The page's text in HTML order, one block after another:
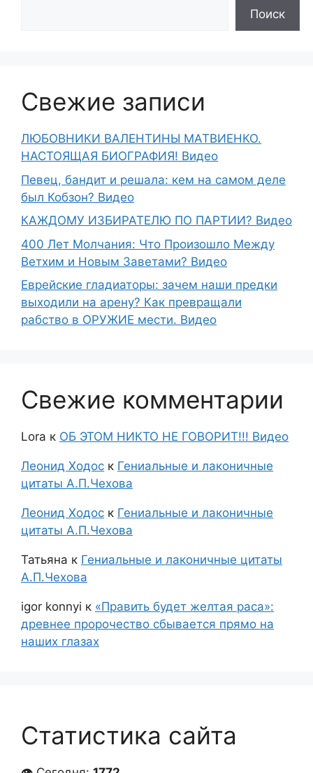
Поиск
Свежие записи
ЛЮБОВНИКИ ВАЛЕНТИНЫ МАТВИЕНКО.
НАСТОЯЩАЯ БИОГРАФИЯ! Видео
Певец, бандит и решала: кем на самом деле
был Кобзон? Видео
КАЖДОМУ ИЗБИРАТЕЛЮ ПО ПАРТИИ? Видео
400 Лет Молчания: Что Произошло Между
Ветхим и Новым Заветами? Видео
Еврейские гладиаторы: зачем наши предки
выходили на арену? Как превращали
рабство в ОРУЖИЕ мести. Видео
Свежие комментарии
Lora к ОБ ЭТОМ НИКТО НЕ ГОВОРИТ!!! Видео
Леонид Ходос к Гениальные и лаконичные
цитаты А.П.Чехова
Леонид Ходос к Гениальные и лаконичные
цитаты А.П.Чехова
Татьяна к Гениальные и лаконичные цитаты
А.П.Чехова
igor konnyi к «Править будет желтая раса»:
древнее пророчество сбывается прямо на
наших глазах
Статистика сайта